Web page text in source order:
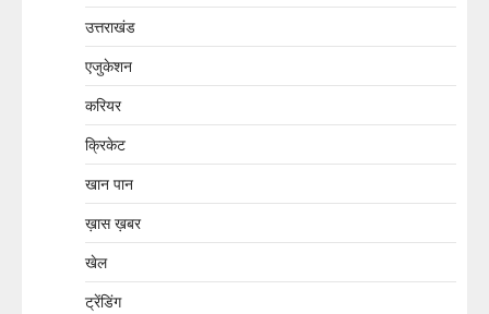
उत्तराखंड
एजुकेशन
करियर
क्रिकेट
खान पान
ख़ास ख़बर
खेल
ट्रेंडिंग